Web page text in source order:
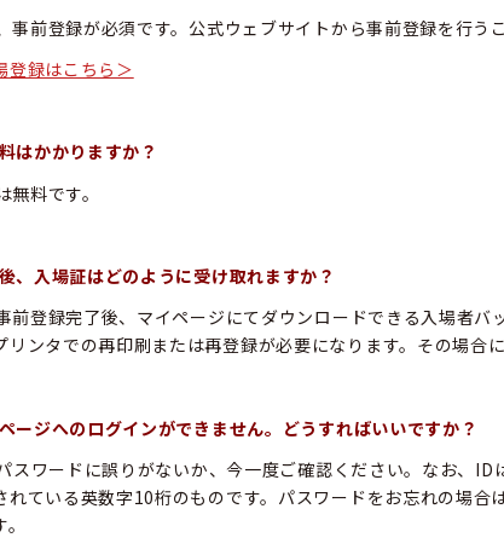
事前登録が必須です。公式ウェブサイトから事前登録を行う
登録はこちら＞
はかかりますか？
無料です。
、入場証はどのように受け取れますか？
前登録完了後、マイページにてダウンロードできる入場者
リンタでの再印刷または再登録が必要になります。その場合
ージへのログインができません。どうすればいいですか？
スワードに誤りがないか、今一度ご確認ください。なお、
れている英数字10桁のものです。パスワードをお忘れの場